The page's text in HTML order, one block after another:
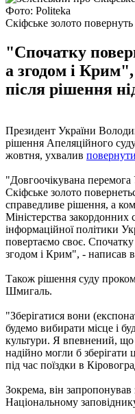
Фото: Politeka
Скіфське золото
"Спочатку
а згодом і
після рішення
Президент України
рішення Апеляційного
жовтня, ухвалив
"Довгоочікувана
Скіфське золото
справедливе рішення, а
Міністерства закордонних
інформаційної політики
повертаємо своє.
згодом і Крим", - написав
Також рішення суду
Шмигаль.
"Зберігатися вони
будемо вибирати місце і
культури. Я впевнений, що
надійно могли б
під час поїздки в
Зокрема, він запропонував
Національному